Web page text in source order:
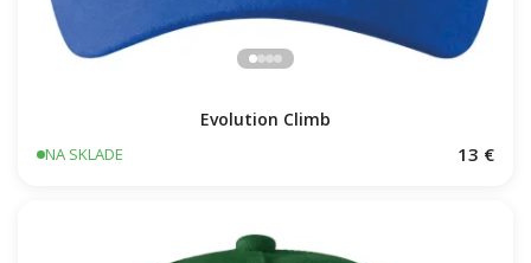
Evolution Climb
NA SKLADE 13 €